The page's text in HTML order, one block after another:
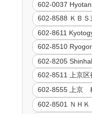
602-0037
602-8588 ＫＢＳ
602-8611
602-8510
602-8205
602-8511 上京区
602-8555 上京
602-8501 ＮＨ